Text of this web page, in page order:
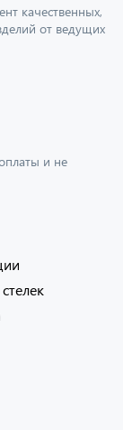
качественных,
от ведущих
и не